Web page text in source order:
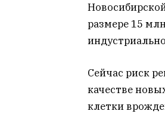
размере 15
Сейчас риск
качестве
клетки